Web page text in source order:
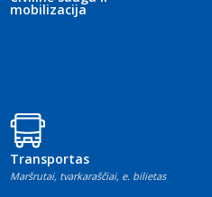
mobilizacija
Transportas
Maršrutai, tvarkaraščiai, e. bilietas